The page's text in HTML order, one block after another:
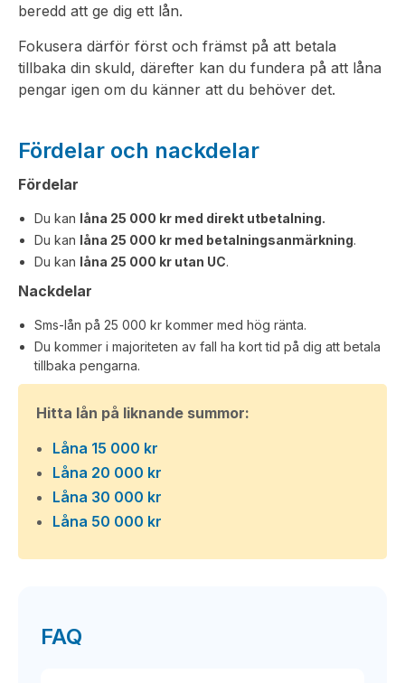
beredd att ge dig ett lån.
Fokusera därför först och främst på att betala
tillbaka din skuld, därefter kan du fundera på att låna
pengar igen om du känner att du behöver det.
Fördelar och nackdelar
Fördelar
Du kan låna 25 000 kr med direkt utbetalning.
Du kan låna 25 000 kr med betalningsanmärkning.
Du kan låna 25 000 kr utan UC.
Nackdelar
Sms-lån på 25 000 kr kommer med hög ränta.
Du kommer i majoriteten av fall ha kort tid på dig att betala
tillbaka pengarna.
Hitta lån på liknande summor:
Låna 15 000 kr
Låna 20 000 kr
Låna 30 000 kr
Låna 50 000 kr
FAQ